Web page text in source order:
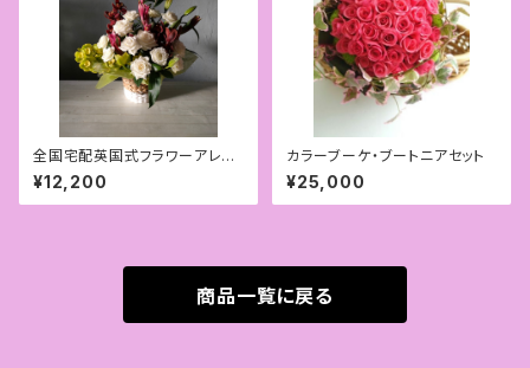
全国宅配英国式フラワーアレン
ジメント（色・花はリクエスト可）
¥12,200
カラーブーケ・ブートニアセット
¥25,000
商品一覧に戻る